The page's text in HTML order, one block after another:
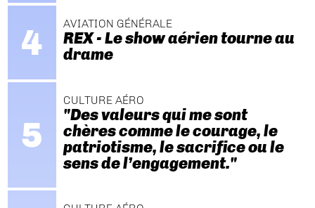
AVIATION GÉNÉRALE
REX - Le show aérien tourne au
drame
CULTURE AÉRO
"Des valeurs qui me sont
chères comme le courage, le
patriotisme, le sacrifice ou le
sens de l’engagement."